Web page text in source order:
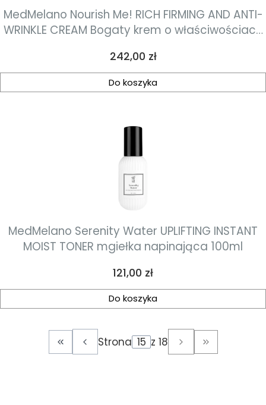
MedMelano Nourish Me! RICH FIRMING AND ANTI-
WRINKLE CREAM Bogaty krem o właściwościach
Cena
242,00 zł
Do koszyka
MedMelano Serenity Water UPLIFTING INSTANT
MOIST TONER mgiełka napinająca 100ml
Cena
121,00 zł
Do koszyka
Wróć do pierwszej strony z produktami
Strona z 18 Przejdź do